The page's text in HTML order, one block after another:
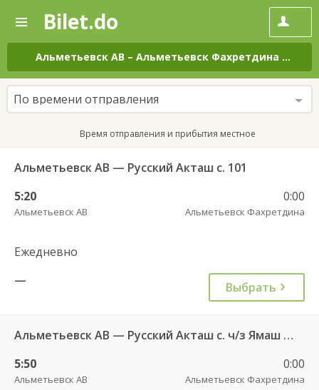
—
Поиск
и
покупка
билетов
на
автобус
онлайн
Bilet.do
Альметьевск АВ – Альметьевск Фахретдина на
По времени отправления
Время отправления и прибытия местное
Альметьевск АВ — Русский Акташ с. 101
5:20
Альметьевск АВ
0:00
Альметьевск Фахретдина
Ежедневно
—
Выбрать
Альметьевск АВ — Русский Акташ с. ч/з Ямаш с. 101
5:50
Альметьевск АВ
0:00
Альметьевск Фахретдина